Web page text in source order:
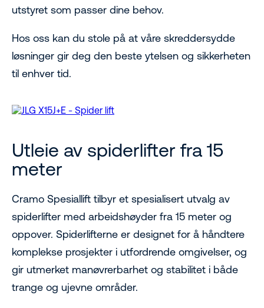
utstyret som passer dine behov.
Hos oss kan du stole på at våre skreddersydde
løsninger gir deg den beste ytelsen og sikkerheten
til enhver tid.
Utleie av spiderlifter fra 15
meter
Cramo Spesiallift tilbyr et spesialisert utvalg av
spiderlifter med arbeidshøyder fra 15 meter og
oppover. Spiderlifterne er designet for å håndtere
komplekse prosjekter i utfordrende omgivelser, og
gir utmerket manøvrerbarhet og stabilitet i både
trange og ujevne områder.